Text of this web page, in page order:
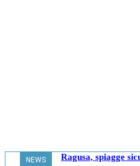
NEWS Ragusa, spiagge